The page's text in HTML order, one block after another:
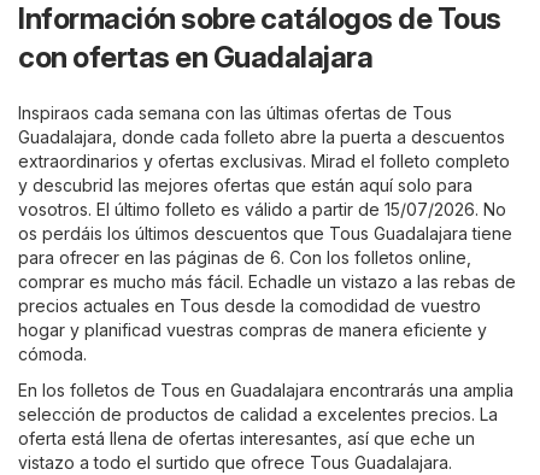
Información sobre catálogos de Tous
con ofertas en Guadalajara
Inspiraos cada semana con las últimas ofertas de Tous
Guadalajara, donde cada folleto abre la puerta a descuentos
extraordinarios y ofertas exclusivas. Mirad el folleto completo
y descubrid las mejores ofertas que están aquí solo para
vosotros. El último folleto es válido a partir de 15/07/2026. No
os perdáis los últimos descuentos que Tous Guadalajara tiene
para ofrecer en las páginas de 6. Con los folletos online,
comprar es mucho más fácil. Echadle un vistazo a las rebas de
precios actuales en Tous desde la comodidad de vuestro
hogar y planificad vuestras compras de manera eficiente y
cómoda.
En los folletos de Tous en Guadalajara encontrarás una amplia
selección de productos de calidad a excelentes precios. La
oferta está llena de ofertas interesantes, así que eche un
vistazo a todo el surtido que ofrece Tous Guadalajara.